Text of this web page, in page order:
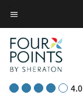
Skip
to
main
content
菜单文本
4.0